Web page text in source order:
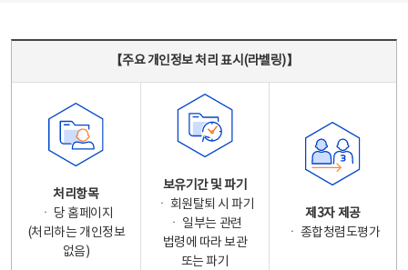
【주요 개인정보 처리 표시(라벨링)】
처리항목
ㆍ 당 홈페이지
(처리하는 개인정보
없음)
보유기간 및 파기
ㆍ 회원탈퇴 시 파기
ㆍ 일부는 관련
법령에 따라 보관
또는 파기
제3자 제공
ㆍ 종합청렴도평가